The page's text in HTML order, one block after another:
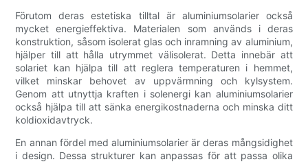
Förutom deras estetiska tilltal är aluminiumsolarier också
mycket energieffektiva. Materialen som används i deras
konstruktion, såsom isolerat glas och inramning av aluminium,
hjälper till att hålla utrymmet välisolerat. Detta innebär att
solariet kan hjälpa till att reglera temperaturen i hemmet,
vilket minskar behovet av uppvärmning och kylsystem.
Genom att utnyttja kraften i solenergi kan aluminiumsolarier
också hjälpa till att sänka energikostnaderna och minska ditt
koldioxidavtryck.
En annan fördel med aluminiumsolarier är deras mångsidighet
i design. Dessa strukturer kan anpassas för att passa olika